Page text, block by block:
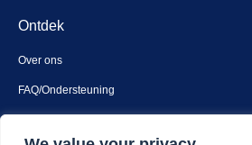
Ontdek
Over ons
FAQ/Ondersteuning